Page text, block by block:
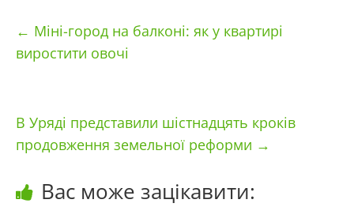
← Міні-город на балконі: як у квартирі
виростити овочі
В Уряді представили шістнадцять кроків
продовження земельної реформи →
Вас може зацікавити: